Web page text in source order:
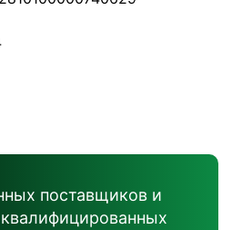
поставщиков и